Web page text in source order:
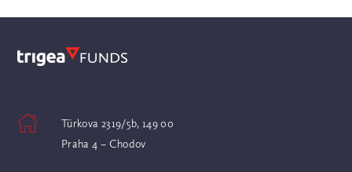
Türkova 2319/5b, 149 00
Praha 4 – Chodov